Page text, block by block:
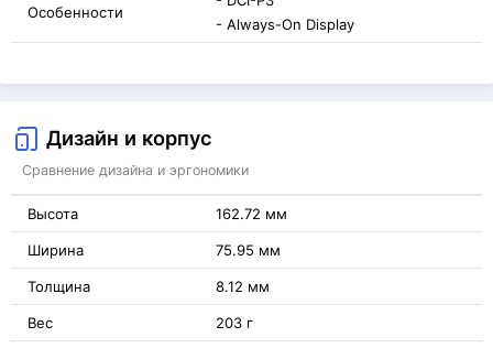
Особенности
- Always-On Display
Дизайн и корпус
Сравнение дизайна и эргономики
Высота 162.72 мм
Ширина 75.95 мм
Толщина 8.12 мм
Вес 203 г